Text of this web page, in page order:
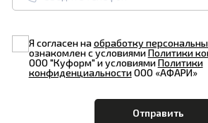
Я согласен наобработку
ознакомлен с условиямиПолитики
ООО "Куформ" и условиямиПолитики
конфиденциальностиООО «АФАРИ»